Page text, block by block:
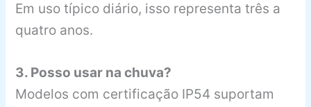
Em uso típico diário, isso representa três a
quatro anos.
3. Posso usar na chuva?
Modelos com certificação IP54 suportam